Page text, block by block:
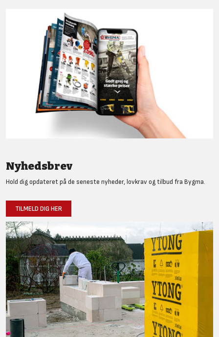
Nyhedsbrev
Hold dig opdateret på de seneste nyheder, lovkrav og tilbud fra Bygma.
TILMELD DIG HER